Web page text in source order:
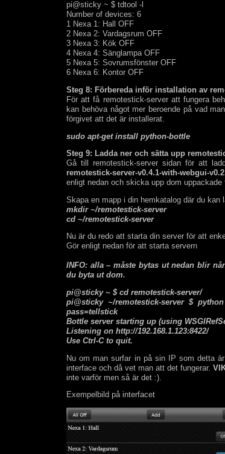
pi@sticky ~ $ tdtool -l
Number of devices: 6
1 Nexa 1: Hall OFF
2 Nexa 2: Vardagsrum OFF
3 Nexa 3: Kök OFF
4 Nexa 4: Sänglampa OFF
5 Nexa 5: Sovrumsfönster OFF
6 Nexa 6: Kontor OFF
Steg 8: Förbereda inför installation av
För att få remotestick-server att fungera
kan behöva något mer beroende på vad
förgivet att det är installerat.
sudo apt-get install python-bottle
Steg 9: Ladda ner och sätta upp
Gå till remotestick-server sidan för att
remotestick-server-v0.4.1-with-webgui-
enligt nedan och skicka upp dom uppackade
Skapa en mapp i din hemkatalog där du kan
mkdir ~/remotestick-server
cd ~/remotestick-server
Nu är du redo att starta din server för att
Gör enligt nedan för att starta servern
INFO: alla – måste bytas ut nedan blir
du byta ut dom.
pi@sticky ~ $ cd remotestick-server/
pi@sticky ~/remotestick-server $ python
pass=tellstick
Bottle server starting up (using
Listening on http://192.168.1.123:8422/
Use Ctrl-C to quit.
Nu om man surfar in på sin IP som detta
interface och då vet man att det fungerar.
inte varför men så är det :).
Exempelbild på interfacet